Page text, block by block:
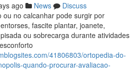
ago News
Discuss
ou no calcanhar pode surgir por
fascite plantar, joanete,
ou sobrecarga durante atividades
41806803/ortopedia-do-
quando-procurar-avaliacao-